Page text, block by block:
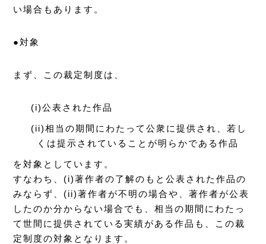
い場合もあります。
●対象
まず、この裁定制度は、
(i)公表された作品
(ii)相当の期間にわたって公衆に提供され、若し
くは提示されていることが明らかである作品
を対象としています。
すなわち、(i)著作者の了解のもと公表された作品の
みならず、(ii)著作者が不明の場合や、著作者が公表
したのか分からない場合でも、相当の期間にわたっ
て世間に提供されている実績がある作品も、この裁
定制度の対象となります。